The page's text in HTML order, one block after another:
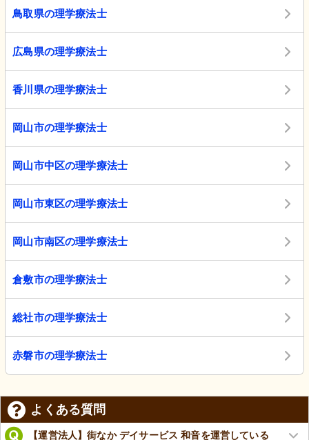
鳥取県の理学療法士
広島県の理学療法士
香川県の理学療法士
岡山市の理学療法士
岡山市中区の理学療法士
岡山市東区の理学療法士
岡山市南区の理学療法士
倉敷市の理学療法士
総社市の理学療法士
赤磐市の理学療法士
よくある質問
【運営法人】街なか デイサービス 和音を運営している